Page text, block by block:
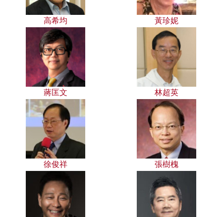
高希均 黃珍妮
蔣匡文 林超英
徐俊祥 張樹槐